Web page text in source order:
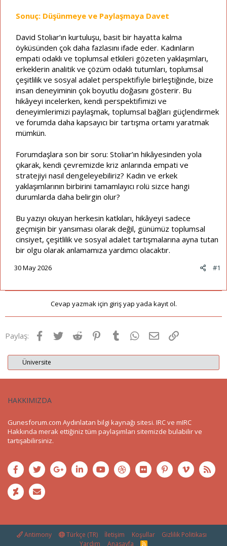
Sonuç: Düşünmeye ve Paylaşmaya Davet
David Stoliar’ın kurtuluşu, basit bir hayatta kalma
öyküsünden çok daha fazlasını ifade eder. Kadınların
empati odaklı ve toplumsal etkileri gözeten yaklaşımları,
erkeklerin analitik ve çözüm odaklı tutumları, toplumsal
çeşitlilik ve sosyal adalet perspektifiyle birleştiğinde, bize
insan deneyiminin çok boyutlu doğasını gösterir. Bu
hikâyeyi incelerken, kendi perspektifimizi ve
deneyimlerimizi paylaşmak, toplumsal bağları güçlendirmek
ve forumda daha kapsayıcı bir tartışma ortamı yaratmak
mümkün.
Forumdaşlara son bir soru: Stoliar’ın hikâyesinden yola
çıkarak, kendi çevremizde kriz anlarında empati ve
stratejiyi nasıl dengeleyebiliriz? Kadın ve erkek
yaklaşımlarının birbirini tamamlayıcı rolü sizce hangi
durumlarda daha belirgin olur?
Bu yazıyı okuyan herkesin katkıları, hikâyeyi sadece
geçmişin bir yansıması olarak değil, günümüz toplumsal
cinsiyet, çeşitlilik ve sosyal adalet tartışmalarına ayna tutan
bir olgu olarak anlamamıza yardımcı olacaktır.
#1
30 May 2026
Cevap yazmak için giriş yap yada kayıt ol.
Paylaş: Facebook
TwitterReddit Pinterest
Tumblr WhatsApp
E-postaLink
Üniversite
HAKKIMIZDA
Gunesforum.com Aydınlatan bilgi kaynağı sitesi. IRC ve mIRC
Hakkında merak ettiğiniz tüm paylaşımları sitemizde bulabilir ve
tartışabilirsiniz.
Antimony Türkçe (TR) İletişim Koşullar
Gizlilik Politikası
Yardım
Anasayfa R